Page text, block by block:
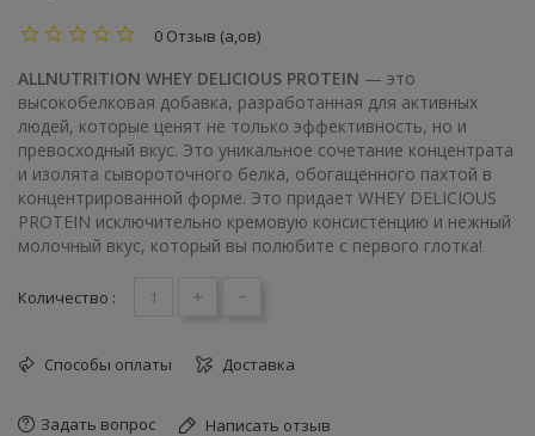
0 Отзыв (а,ов)
ALLNUTRITION WHEY DELICIOUS PROTEIN — это
высокобелковая добавка, разработанная для активных
людей, которые ценят не только эффективность, но и
превосходный вкус. Это уникальное сочетание концентрата
и изолята сывороточного белка, обогащенного пахтой в
концентрированной форме. Это придает WHEY DELICIOUS
PROTEIN исключительно кремовую консистенцию и нежный
молочный вкус, который вы полюбите с первого глотка!
Количество : + -
Способы оплаты Доставка
Задать вопрос Написать отзыв